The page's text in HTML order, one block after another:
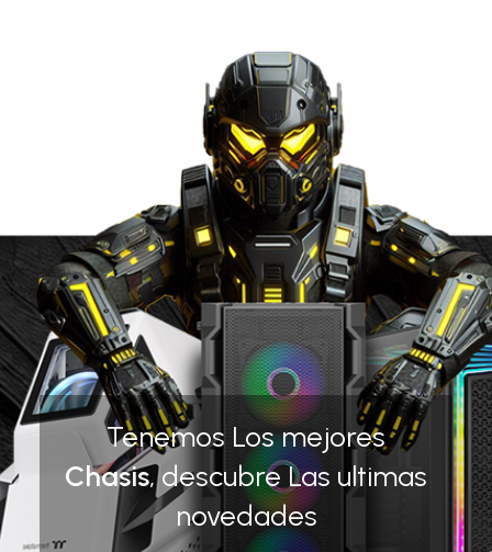
Tenemos Los mejores
Chasis, descubre Las ultimas
novedades